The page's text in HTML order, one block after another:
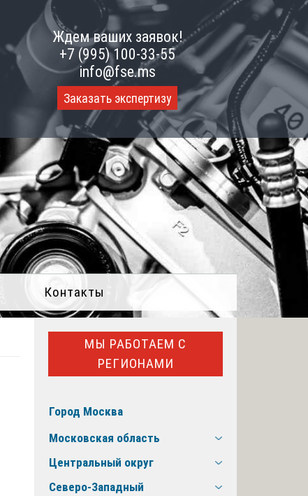
Ждем ваших заявок!
+7 (995) 100-33-55
info@fse.ms
Заказать экспертизу
Контакты
МЫ РАБОТАЕМ С
РЕГИОНАМИ
Город Москва
Московская область
Центральный округ
Северо-Западный